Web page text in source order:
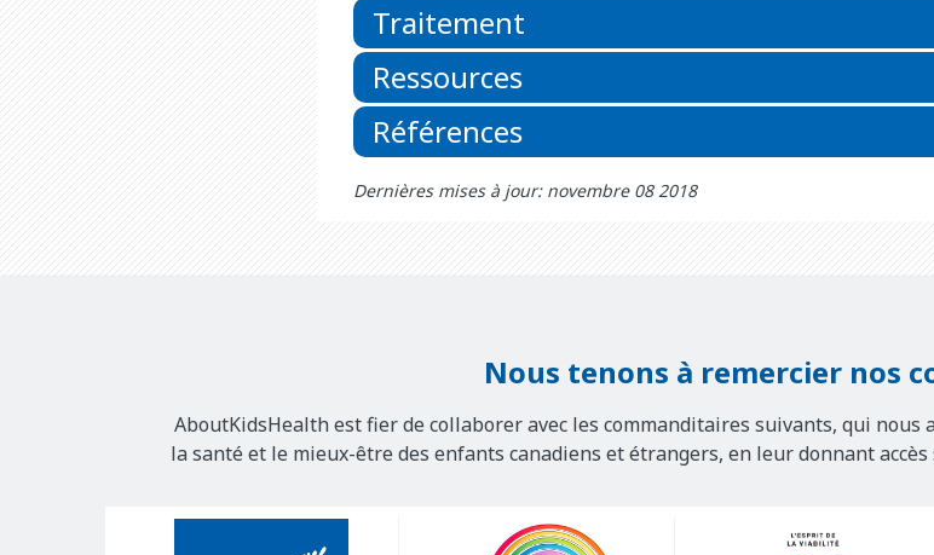
Traitement
Ressources
Références
Dernières mises à jour: novembre 08 2018
Nous tenons à remercier nos
AboutKidsHealth est fier de collaborer avec les commanditaires suivants, qui
la santé et le mieux-être des enfants canadiens et étrangers, en leur donnant